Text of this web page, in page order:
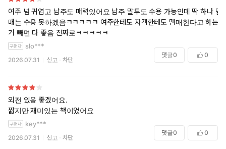
여주 넘 귀엽고 남주도 매력있어요 남주 말투도 수용 가능인데 딱 하나 맴
매는 수용 못하겠음ㅋㅋㅋㅋㅋ 여주한테도 자객한테도 맴매한다고 하는
거 빼면 다 좋음 진짜로ㅋㅋㅋㅋㅋ
slo***
2026.07.31 신고 차단
댓글0 0
외전 있음 좋겠어요.
짧지만 재미있는 책이었어요
key***
2026.07.31 신고 차단
댓글0 0